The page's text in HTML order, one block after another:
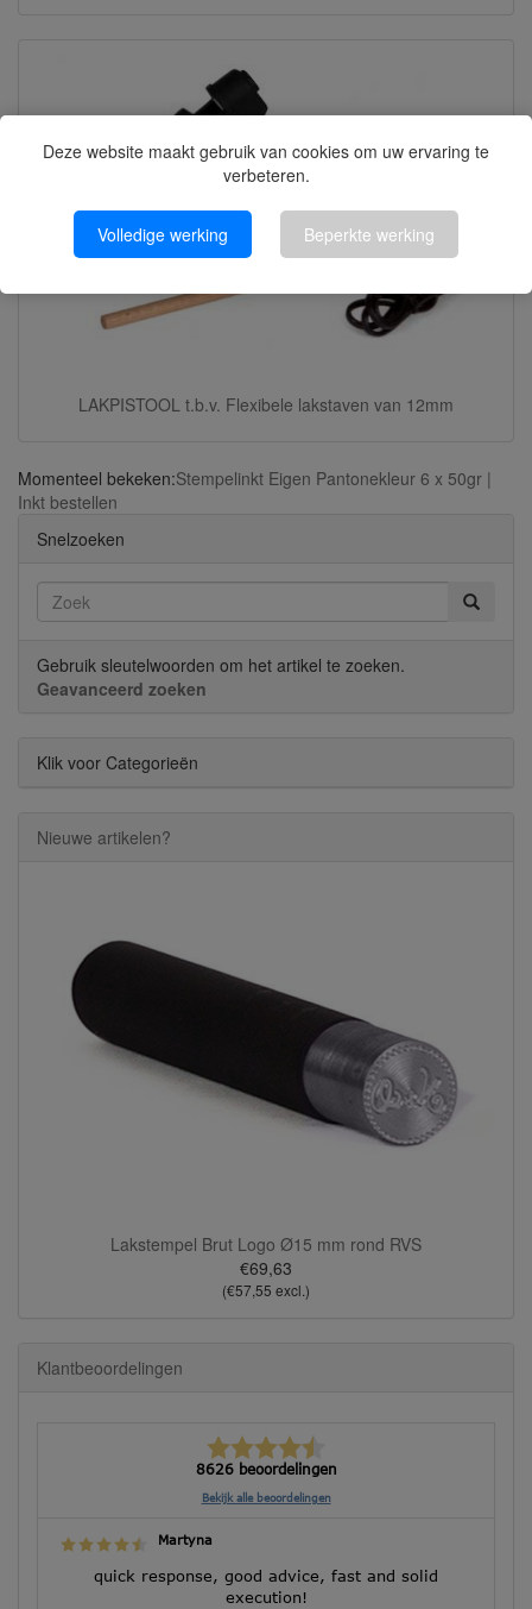
Deze website maakt gebruik van cookies om uw ervaring te
verbeteren.
Volledige werking Beperkte werking
LAKPISTOOL t.b.v. Flexibele lakstaven van 12mm
Momenteel bekeken:Stempelinkt Eigen Pantonekleur 6 x 50gr |
Inkt bestellen
Snelzoeken
Gebruik sleutelwoorden om het artikel te zoeken.
Geavanceerd zoeken
Klik voor Categorieën
Nieuwe artikelen?
Lakstempel Brut Logo Ø15 mm rond RVS
€69,63
(€57,55 excl.)
Klantbeoordelingen
8626 beoordelingen
Bekijk alle beoordelingen
Martyna
quick response, good advice, fast and solid
execution!